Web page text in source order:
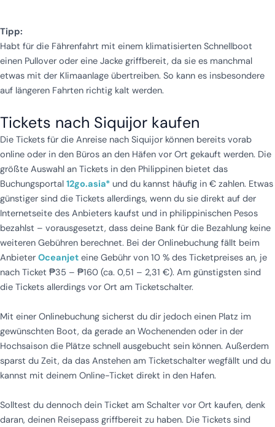
Tipp:
Habt für die Fährenfahrt mit einem klimatisierten Schnellboot
einen Pullover oder eine Jacke griffbereit, da sie es manchmal
etwas mit der Klimaanlage übertreiben. So kann es insbesondere
auf längeren Fahrten richtig kalt werden.
Tickets nach Siquijor kaufen
Die Tickets für die Anreise nach Siquijor können bereits vorab
online oder in den Büros an den Häfen vor Ort gekauft werden. Die
größte Auswahl an Tickets in den Philippinen bietet das
Buchungsportal 12go.asia* und du kannst häufig in € zahlen. Etwas
günstiger sind die Tickets allerdings, wenn du sie direkt auf der
Internetseite des Anbieters kaufst und in philippinischen Pesos
bezahlst – vorausgesetzt, dass deine Bank für die Bezahlung keine
weiteren Gebühren berechnet. Bei der Onlinebuchung fällt beim
Anbieter Oceanjet eine Gebühr von 10 % des Ticketpreises an, je
nach Ticket ₱35 – ₱160 (ca. 0,51 – 2,31 €). Am günstigsten sind
die Tickets allerdings vor Ort am Ticketschalter.
Mit einer Onlinebuchung sicherst du dir jedoch einen Platz im
gewünschten Boot, da gerade an Wochenenden oder in der
Hochsaison die Plätze schnell ausgebucht sein können. Außerdem
sparst du Zeit, da das Anstehen am Ticketschalter wegfällt und du
kannst mit deinem Online-Ticket direkt in den Hafen.
Solltest du dennoch dein Ticket am Schalter vor Ort kaufen, denk
daran, deinen Reisepass griffbereit zu haben. Die Tickets sind